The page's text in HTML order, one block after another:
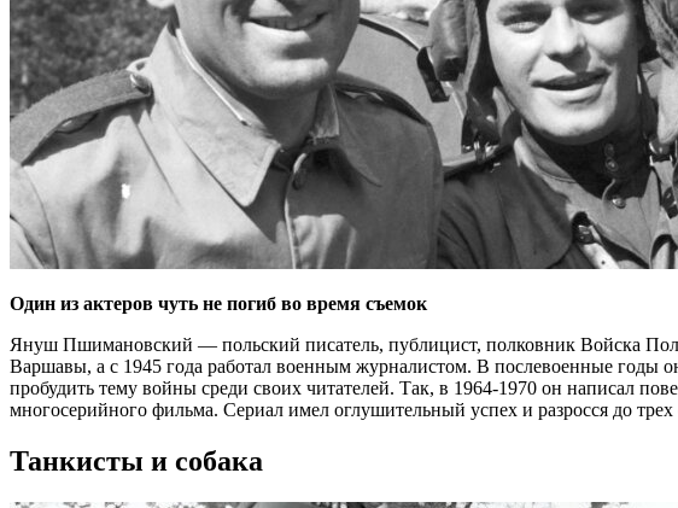
Один из актеров чуть не погиб во время съемок
Януш Пшимановский — польский писатель, публицист, полковник Войска
Варшавы, а с 1945 года работал военным журналистом. В послевоенные годы
пробудить тему войны среди своих читателей. Так, в 1964-1970 он написал
многосерийного фильма. Сериал имел оглушительный успех и разросся до трех
Танкисты и собака